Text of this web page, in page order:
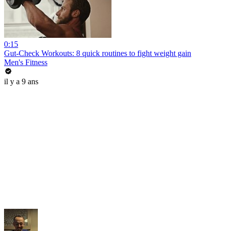
0:15
Gut-Check Workouts: 8 quick routines to fight weight gain
Men's Fitness
il y a 9 ans